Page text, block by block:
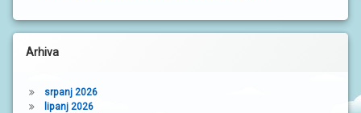
Arhiva
srpanj 2026
lipanj 2026